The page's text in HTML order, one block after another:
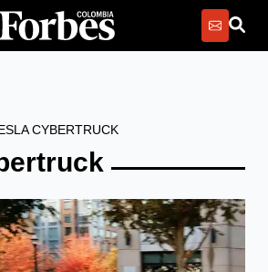
CYBERTRUCK